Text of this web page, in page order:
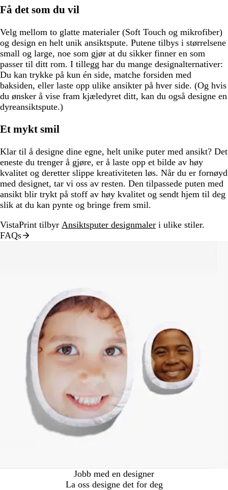
Få det som du vil
Velg mellom to glatte materialer (Soft Touch og mikrofiber)
og design en helt unik ansiktspute. Putene tilbys i størrelsene
small og large, noe som gjør at du sikker finner en som
passer til ditt rom. I tillegg har du mange designalternativer:
Du kan trykke på kun én side, matche forsiden med
baksiden, eller laste opp ulike ansikter på hver side. (Og hvis
du ønsker å vise fram kjæledyret ditt, kan du også designe en
dyreansiktspute.)
Et mykt smil
Klar til å designe dine egne, helt unike puter med ansikt? Det
eneste du trenger å gjøre, er å laste opp et bilde av høy
kvalitet og deretter slippe kreativiteten løs. Når du er fornøyd
med designet, tar vi oss av resten. Den tilpassede puten med
ansikt blir trykt på stoff av høy kvalitet og sendt hjem til deg
slik at du kan pynte og bringe frem smil.
VistaPrint tilbyr Ansiktsputer designmaler i ulike stiler.
FAQs
Jobb med en designer
La oss designe det for deg